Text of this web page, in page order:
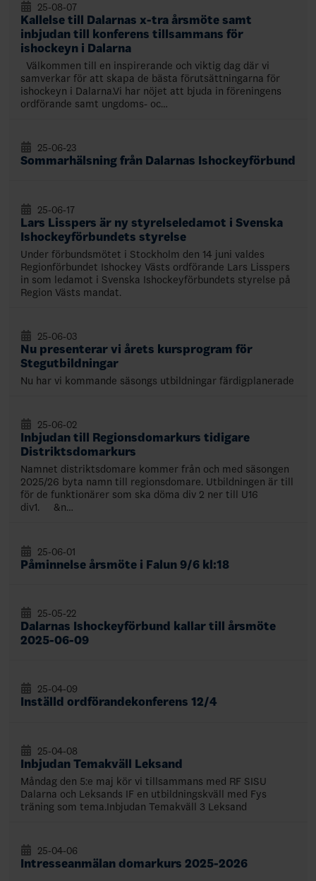
Kallelse till Dalarnas x-tra årsmöte samt
inbjudan till konferens tillsammans för
ishockeyn i Dalarna
25-08-07
Välkommen till en inspirerande och viktig dag där vi
samverkar för att skapa de bästa förutsättningarna för
ishockeyn i Dalarna.Vi har nöjet att bjuda in föreningens
ordförande samt ungdoms- oc…
Sommarhälsning från Dalarnas Ishockeyförbund
25-06-23
Lars Lisspers är ny styrelseledamot i Svenska
Ishockeyförbundets styrelse
25-06-17
Under förbundsmötet i Stockholm den 14 juni valdes
Regionförbundet Ishockey Västs ordförande Lars Lisspers
in som ledamot i Svenska Ishockeyförbundets styrelse på
Region Västs mandat.
Nu presenterar vi årets kursprogram för
Stegutbildningar
25-06-03
Nu har vi kommande säsongs utbildningar färdigplanerade
Inbjudan till Regionsdomarkurs tidigare
Distriktsdomarkurs
25-06-02
Namnet distriktsdomare kommer från och med säsongen
2025/26 byta namn till regionsdomare. Utbildningen är till
för de funktionärer som ska döma div 2 ner till U16
div1. &n…
Påminnelse årsmöte i Falun 9/6 kl:18
25-06-01
Dalarnas Ishockeyförbund kallar till årsmöte
2025-06-09
25-05-22
Inställd ordförandekonferens 12/4
25-04-09
Inbjudan Temakväll Leksand
25-04-08
Måndag den 5:e maj kör vi tillsammans med RF SISU
Dalarna och Leksands IF en utbildningskväll med Fys
träning som tema.Inbjudan Temakväll 3 Leksand
Intresseanmälan domarkurs 2025-2026
25-04-06